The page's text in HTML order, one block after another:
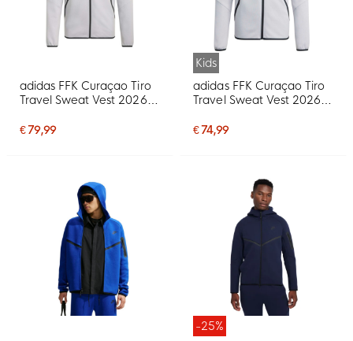
adidas FFK Curaçao Tiro
Travel Sweat Vest 2026-
€ 79,99
Kids
adidas FFK Curaçao Tiro
Travel Sweat Vest 2026-
€ 74,99
-25%